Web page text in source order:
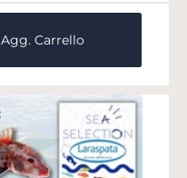
Agg. Carrello